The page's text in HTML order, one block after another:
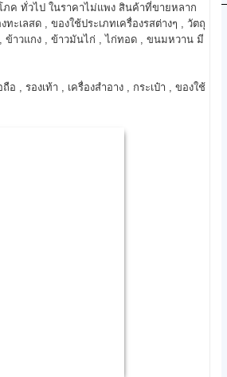
ค ทั่วไป ในราคาไม่แพง สินค้าที่ขายหลาก
ะเลสด , ของใช้ประเภทเครื่องรสต่างๆ , วัตถุ
ข้าวแกง , ข้าวมันไก่ , ไก่ทอด , ขนมหวาน มี
รองเท้า , เครื่องสำอาง , กระเป๋า , ของใช้